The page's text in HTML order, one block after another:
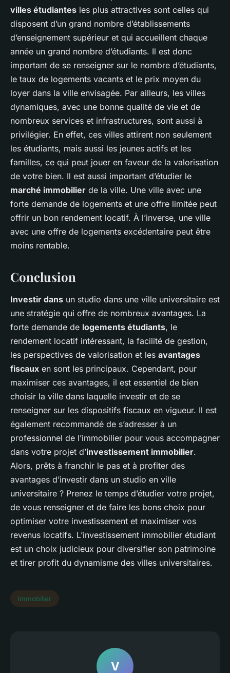
villes étudiantes les plus attractives sont celles qui
disposent d’un grand nombre d’établissements
d’enseignement supérieur et qui accueillent chaque
année un grand nombre d’étudiants. Il est donc
important de se renseigner sur le nombre d’étudiants,
le taux de logements vacants et le prix moyen du
loyer dans la ville envisagée. Par ailleurs, les villes
dynamiques, avec une bonne qualité de vie et de
nombreux services et infrastructures, sont aussi à
privilégier. En effet, ces villes attirent non seulement
les étudiants, mais aussi les jeunes actifs et les
familles, ce qui peut jouer en faveur de la valorisation
de votre bien. Il est aussi important d’étudier le
marché immobilier de la ville. Une ville avec une
forte demande de logements et une offre limitée peut
offrir un bon rendement locatif. À l’inverse, une ville
avec une offre de logements excédentaire peut être
moins rentable.
Conclusion
Investir dans un studio dans une ville universitaire est
une stratégie qui offre de nombreux avantages. La
forte demande de logements étudiants, le
rendement locatif intéressant, la facilité de gestion,
les perspectives de valorisation et les avantages
fiscaux en sont les principaux. Cependant, pour
maximiser ces avantages, il est essentiel de bien
choisir la ville dans laquelle investir et de se
renseigner sur les dispositifs fiscaux en vigueur. Il est
également recommandé de s’adresser à un
professionnel de l’immobilier pour vous accompagner
dans votre projet d’investissement immobilier.
Alors, prêts à franchir le pas et à profiter des
avantages d’investir dans un studio en ville
universitaire ? Prenez le temps d’étudier votre projet,
de vous renseigner et de faire les bons choix pour
optimiser votre investissement et maximiser vos
revenus locatifs. L’investissement immobilier étudiant
est un choix judicieux pour diversifier son patrimoine
et tirer profit du dynamisme des villes universitaires.
Immobilier
V